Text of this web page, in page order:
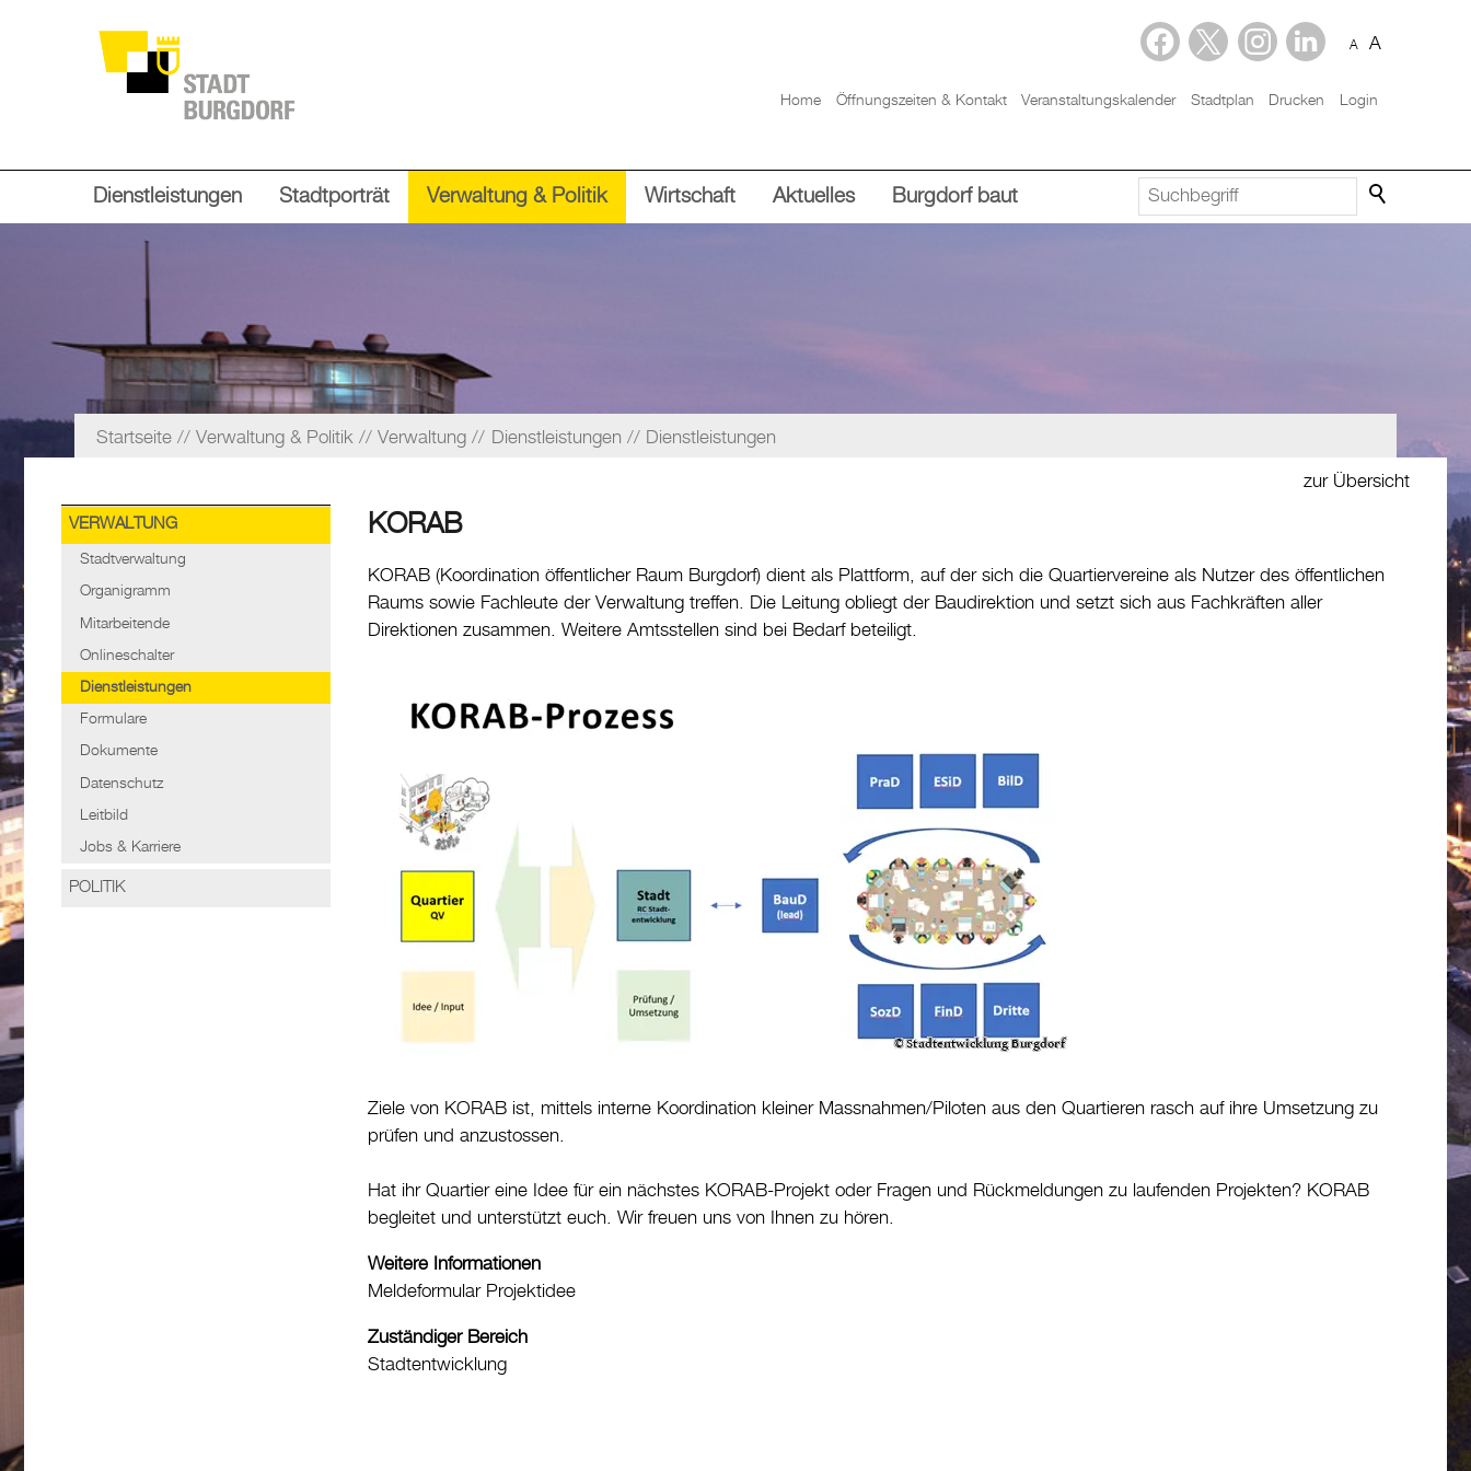
A A
Home Öffnungszeiten & Kontakt Veranstaltungskalender Stadtplan Drucken Login
Dienstleistungen Stadtporträt Verwaltung & Politik Wirtschaft Aktuelles Burgdorf baut
Startseite Verwaltung & Politik Verwaltung Dienstleistungen Dienstleistungen
VERWALTUNG
Stadtverwaltung
Organigramm
Mitarbeitende
Onlineschalter
Dienstleistungen
Formulare
Dokumente
Datenschutz
Leitbild
Jobs & Karriere
POLITIK
zur Übersicht
KORAB
KORAB (Koordination öffentlicher Raum Burgdorf) dient als Plattform, auf der sich die Quartiervereine als Nutzer des öffentlichen
Raums sowie Fachleute der Verwaltung treffen. Die Leitung obliegt der Baudirektion und setzt sich aus Fachkräften aller
Direktionen zusammen. Weitere Amtsstellen sind bei Bedarf beteiligt.
Ziele von KORAB ist, mittels interne Koordination kleiner Massnahmen/Piloten aus den Quartieren rasch auf ihre Umsetzung zu
prüfen und anzustossen.
Hat ihr Quartier eine Idee für ein nächstes KORAB-Projekt oder Fragen und Rückmeldungen zu laufenden Projekten? KORAB
begleitet und unterstützt euch. Wir freuen uns von Ihnen zu hören.
Weitere Informationen
Meldeformular Projektidee
Zuständiger Bereich
Stadtentwicklung